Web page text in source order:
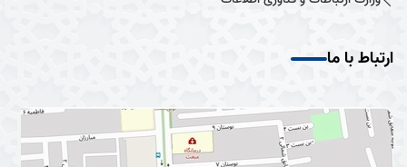
ارتباط با ما